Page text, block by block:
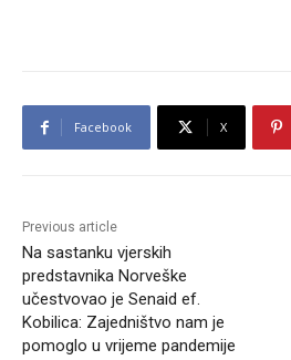
Facebook X
Previous article
Na sastanku vjerskih
predstavnika Norveške
učestvovao je Senaid ef.
Kobilica: Zajedništvo nam je
pomoglo u vrijeme pandemije